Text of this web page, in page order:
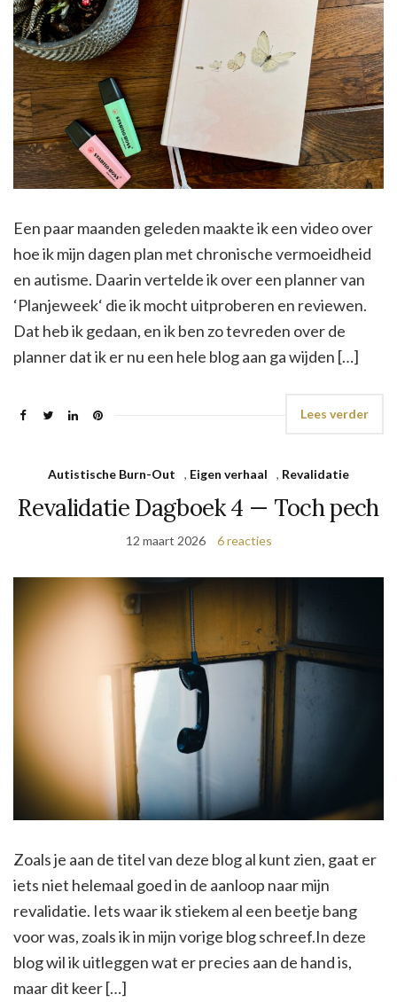
Een paar maanden geleden maakte ik een video over
hoe ik mijn dagen plan met chronische vermoeidheid
en autisme. Daarin vertelde ik over een planner van
‘Planjeweek‘ die ik mocht uitproberen en reviewen.
Dat heb ik gedaan, en ik ben zo tevreden over de
planner dat ik er nu een hele blog aan ga wijden […]
Lees verder
Autistische Burn-Out , Eigen verhaal , Revalidatie
Revalidatie Dagboek 4 — Toch pech
12 maart 2026 6 reacties
Zoals je aan de titel van deze blog al kunt zien, gaat er
iets niet helemaal goed in de aanloop naar mijn
revalidatie. Iets waar ik stiekem al een beetje bang
voor was, zoals ik in mijn vorige blog schreef.In deze
blog wil ik uitleggen wat er precies aan de hand is,
maar dit keer […]